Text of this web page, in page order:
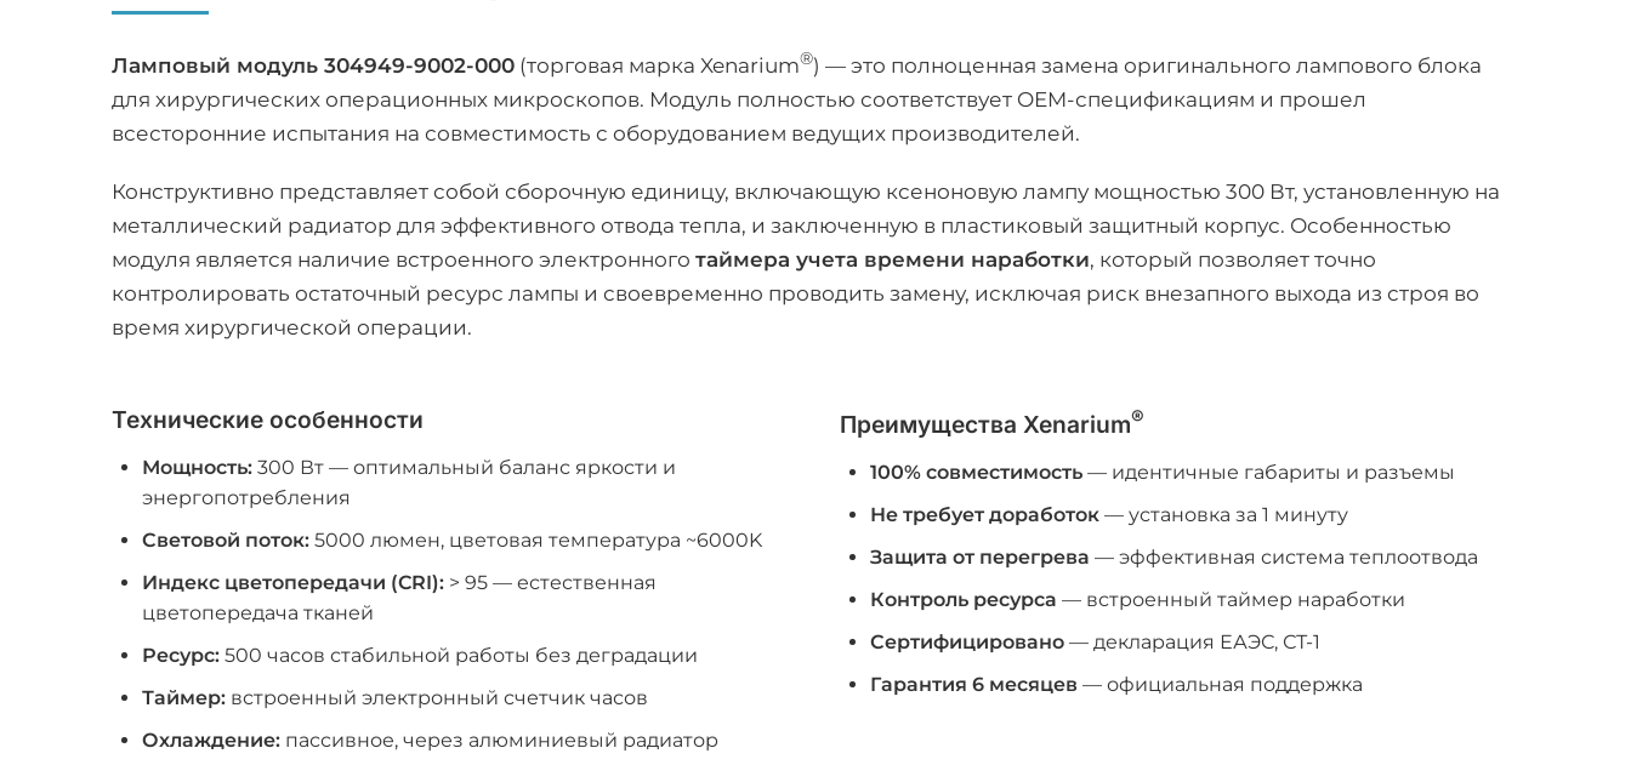
Ламповый модуль 304949-9002-000 (торговая марка Xenarium®) — это полноценная замена оригинального лампового блока
для хирургических операционных микроскопов. Модуль полностью соответствует OEM-спецификациям и прошел
всесторонние испытания на совместимость с оборудованием ведущих производителей.
Конструктивно представляет собой сборочную единицу, включающую ксеноновую лампу мощностью 300 Вт, установленную на
металлический радиатор для эффективного отвода тепла, и заключенную в пластиковый защитный корпус. Особенностью
модуля является наличие встроенного электронного таймера учета времени наработки, который позволяет точно
контролировать остаточный ресурс лампы и своевременно проводить замену, исключая риск внезапного выхода из строя во
время хирургической операции.
Технические особенности
Мощность: 300 Вт — оптимальный баланс яркости и
энергопотребления
Световой поток: 5000 люмен, цветовая температура ~6000K
Индекс цветопередачи (CRI): > 95 — естественная
цветопередача тканей
Ресурс: 500 часов стабильной работы без деградации
Таймер: встроенный электронный счетчик часов
Охлаждение: пассивное, через алюминиевый радиатор
Преимущества Xenarium®
100% совместимость — идентичные габариты и разъемы
Не требует доработок — установка за 1 минуту
Защита от перегрева — эффективная система теплоотвода
Контроль ресурса — встроенный таймер наработки
Сертифицировано — декларация ЕАЭС, СТ-1
Гарантия 6 месяцев — официальная поддержка